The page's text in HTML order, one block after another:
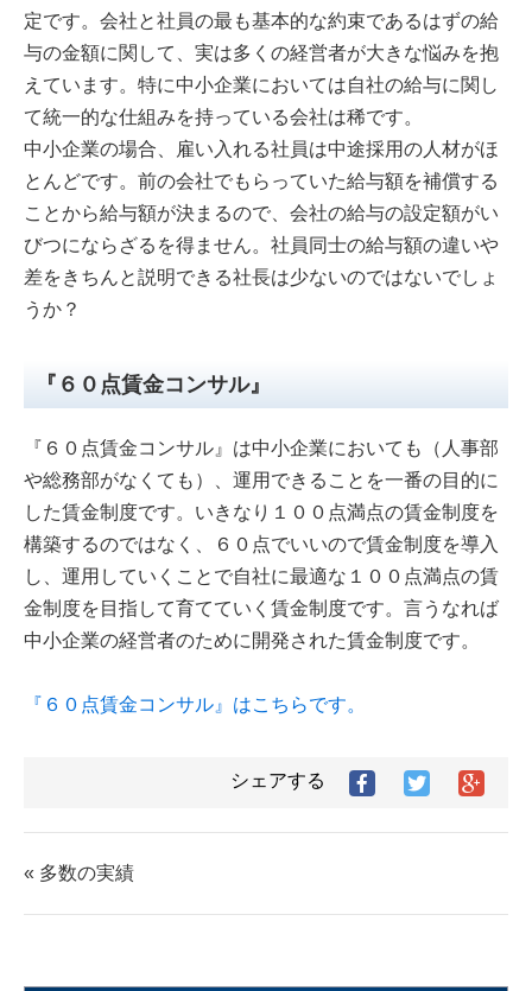
定です。会社と社員の最も基本的な約束であるはずの給
与の金額に関して、実は多くの経営者が大きな悩みを抱
えています。特に中小企業においては自社の給与に関し
て統一的な仕組みを持っている会社は稀です。
中小企業の場合、雇い入れる社員は中途採用の人材がほ
とんどです。前の会社でもらっていた給与額を補償する
ことから給与額が決まるので、会社の給与の設定額がい
びつにならざるを得ません。社員同士の給与額の違いや
差をきちんと説明できる社長は少ないのではないでしょ
うか？
『６０点賃金コンサル』
『６０点賃金コンサル』は中小企業においても（人事部
や総務部がなくても）、運用できることを一番の目的に
した賃金制度です。いきなり１００点満点の賃金制度を
構築するのではなく、６０点でいいので賃金制度を導入
し、運用していくことで自社に最適な１００点満点の賃
金制度を目指して育てていく賃金制度です。言うなれば
中小企業の経営者のために開発された賃金制度です。
『６０点賃金コンサル』はこちらです。
シェアする
Facebook
で
る
Twitter
で
る
シ
« 多数の実績